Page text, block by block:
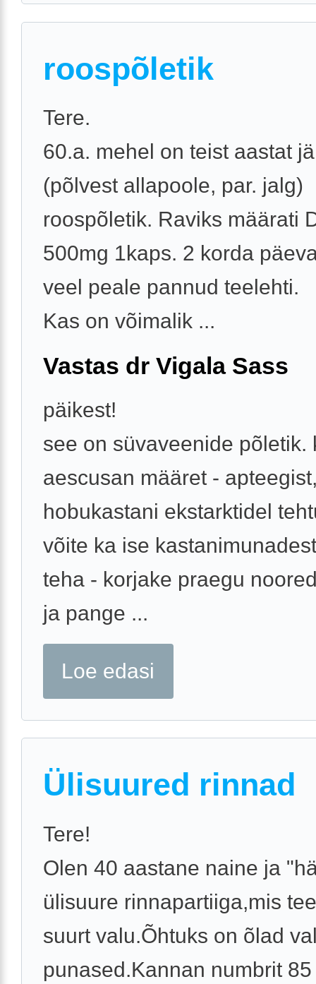
roospõletik
Tere.
60.a. mehel on teist aastat
(põlvest allapoole, par. jalg)
roospõletik. Raviks määrati
500mg 1kaps. 2 korda
veel peale pannud teelehti.
Kas on võimalik ...
Vastas dr Vigala Sass
päikest!
see on süvaveenide põletik.
aescusan määret -
hobukastani ekstarktidel
võite ka ise
teha - korjake praegu
ja pange ...
Loe edasi
Ülisuured rinnad
Tere!
Olen 40 aastane naine ja
ülisuure rinnapartiiga,mis
suurt valu.Õhtuks on õlad
punased.Kannan numbrit